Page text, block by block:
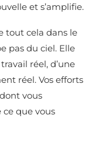
et s’amplifie.
tout cela dans le
pas du ciel. Elle
réel, d’une
réel. Vos efforts
vous
que vous